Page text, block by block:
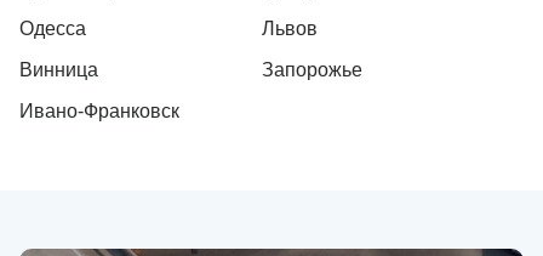
Одесса
Львов
Винница
Запорожье
Ивано-Франковск